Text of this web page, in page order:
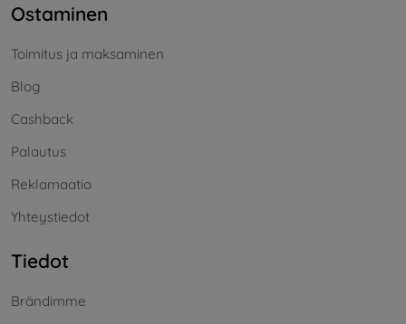
Ostaminen
Toimitus ja maksaminen
Blog
Cashback
Palautus
Reklamaatio
Yhteystiedot
Tiedot
Brändimme